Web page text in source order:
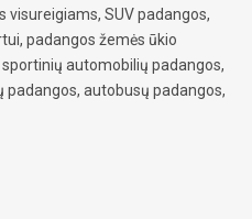
SUV padangos,
padangos žemės ūkio
automobilių padangos,
autobusų padangos,